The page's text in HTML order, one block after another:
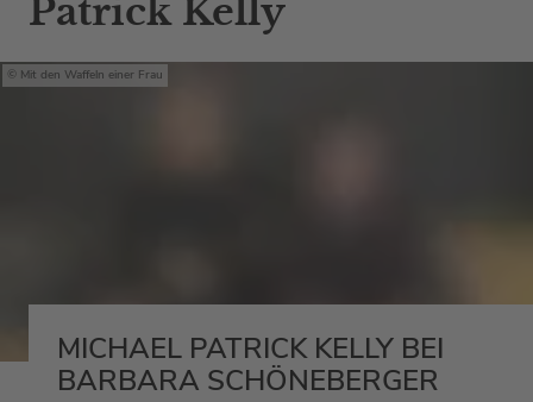
Patrick Kelly
Mit den Waffeln einer Frau
MICHAEL PATRICK KELLY BEI
BARBARA SCHÖNEBERGER